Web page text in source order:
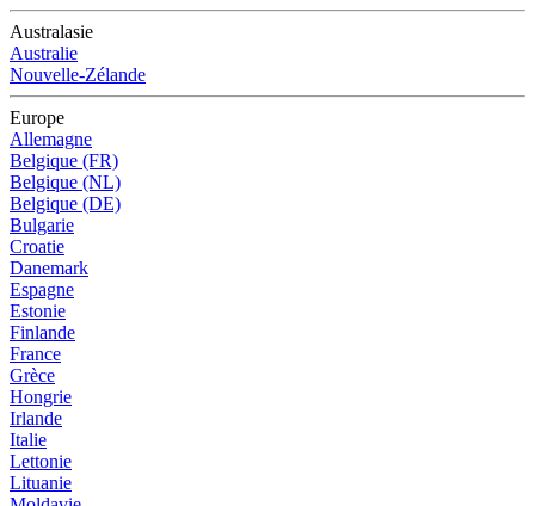
Australasie
Australie
Nouvelle-Zélande
Europe
Allemagne
Belgique (FR)
Belgique (NL)
Belgique (DE)
Bulgarie
Croatie
Danemark
Espagne
Estonie
Finlande
France
Grèce
Hongrie
Irlande
Italie
Lettonie
Lituanie